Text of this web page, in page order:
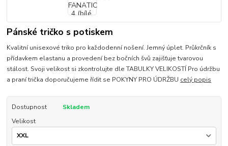
Pánské tričko s potiskem
Kvalitní unisexové triko pro každodenní nošení. Jemný úplet. Průkrčník s
přídavkem elastanu a provedení bez bočních švů zajišťuje tvarovou
stálost. Svoji velikost si zkontrolujte dle TABULKY VELIKOSTÍ Pro údržbu
a praní trička doporučujeme řídit se POKYNY PRO ÚDRŽBU celý popis
Dostupnost
Skladem
Velikost